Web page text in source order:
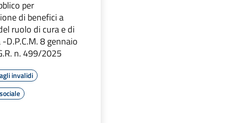
per
di benefici a
ruolo di cura e di
D.P.C.M. 8 gennaio
n. 499/2025
invalidi